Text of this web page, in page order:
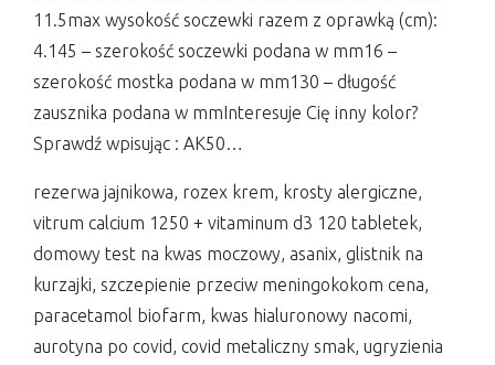
11.5max wysokość soczewki razem z oprawką (cm):
4.145 – szerokość soczewki podana w mm16 –
szerokość mostka podana w mm130 – długość
zausznika podana w mmInteresuje Cię inny kolor?
Sprawdź wpisując : AK50…
rezerwa jajnikowa, rozex krem, krosty alergiczne,
vitrum calcium 1250 + vitaminum d3 120 tabletek,
domowy test na kwas moczowy, asanix, glistnik na
kurzajki, szczepienie przeciw meningokokom cena,
paracetamol biofarm, kwas hialuronowy nacomi,
aurotyna po covid, covid metaliczny smak, ugryzienia